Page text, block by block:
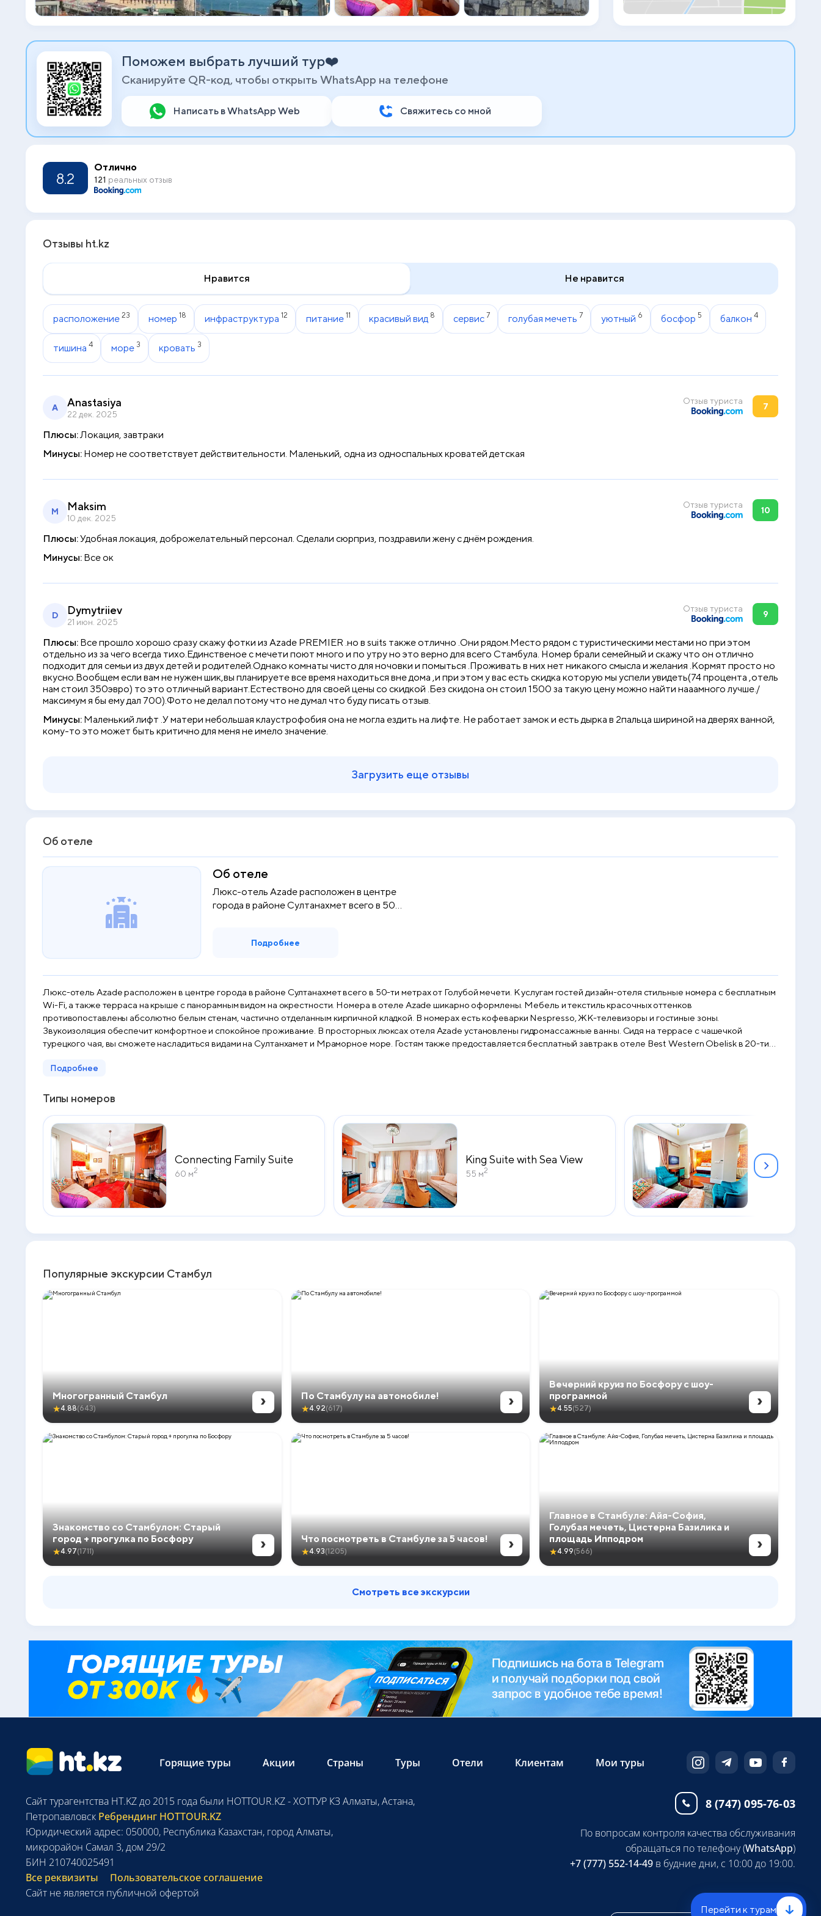
чая, вы сможете насладиться видами на
Султанхамет и Мраморное море. Гостям
также предоставляется бесплатный
Поможем выбрать лучший тур❤️
Сканируйте QR-код, чтобы открыть WhatsApp на телефоне
Написать в WhatsApp Web Свяжитесь со мной
8.2
Отлично
121 реальных отзыв
Отзывы ht.kz
Нравится Не нравится
расположение 23 номер 18 инфраструктура 12 питание 11 красивый вид 8 сервис 7 голубая мечеть 7 уютный 6 босфор 5 балкон 4
тишина 4 море 3 кровать 3
A Anastasiya
22 дек. 2025
Отзыв туриста
7
Плюсы:Локация, завтраки
Минусы: Номер не соответствует действительности. Маленький, одна из односпальных кроватей детская
M Maksim
10 дек. 2025
Отзыв туриста
10
Плюсы:Удобная локация, доброжелательный персонал. Сделали сюрприз, поздравили жену с днём рождения.
Минусы: Все ок
D Dymytriiev
21 июн. 2025
Отзыв туриста
9
Плюсы: Все прошло хорошо сразу скажу фотки из Azade PREMIER .но в suits также отлично .Они рядом.Место рядом с туристическими местами но при этом
отдельно из за чего всегда тихо.Единственое с мечети поют много и по утру но это верно для всего Стамбула. Номер брали семейный и скажу что он отлично
подходит для семьи из двух детей и родителей.Однако комнаты чисто для ночовки и помыться .Проживать в них нет никакого смысла и желания .Кормят просто но
вкусно.Вообщем если вам не нужен шик,вы планируете все время находиться вне дома ,и при этом у вас есть скидка которую мы успели увидеть(74 процента ,отель
нам стоил 350эвро) то это отличный вариант.Естествоно для своей цены со скидкой .Без скидона он стоил 1500 за такую цену можно найти нааамного лучше./
максимум я бы ему дал 700).Фото не делал потому что не думал что буду писать отзыв.
Минусы: Маленький лифт .У матери небольшая клаустрофобия она не могла ездить на лифте. Не работает замок и есть дырка в 2пальца шириной на дверях ванной,
кому-то это может быть критично для меня не имело значение.
Загрузить еще отзывы
Об отеле
Об отеле
Люкс-отель Azade расположен в центре
города в районе Султанахмет всего в 50...
Подробнее
Люкс-отель Azade расположен в центре города в районе Султанахмет всего в 50-ти метрах от Голубой мечети. К услугам гостей дизайн-отеля стильные номера с бесплатным
Wi-Fi, а также терраса на крыше с панорамным видом на окрестности. Номера в отеле Azade шикарно оформлены. Мебель и текстиль красочных оттенков
противопоставлены абсолютно белым стенам, частично отделанным кирпичной кладкой. В номерах есть кофеварки Nespresso, ЖК-телевизоры и гостиные зоны.
Звукоизоляция обеспечит комфортное и спокойное проживание. В просторных люксах отеля Azade установлены гидромассажные ванны. Сидя на террасе с чашечкой
турецкого чая, вы сможете насладиться видами на Султанхамет и Мраморное море. Гостям также предоставляется бесплатный завтрак в отеле Best Western Obelisk в 20-ти
отеля. Оттуда можно легко добраться до многих других достопримечательностей Стамбула.
Подробнее
Типы номеров
Connecting Family Suite
60 м2
King Suite with Sea View
55 м2
Junior Suite
40 м2
Популярные экскурсии Стамбул
Многогранный Стамбул
★4.88(643) › По Стамбулу на автомобиле!
★4.92(617) ›
Вечерний круиз по Босфору с шоу-
программой
★4.55(527) ›
Знакомство со Стамбулом: Старый
город + прогулка по Босфору
★4.97(1711) › Что посмотреть в Стамбуле за 5 часов!
★4.93(1205) ›
Главное в Стамбуле: Айя-София,
Голубая мечеть, Цистерна Базилика и
площадь Ипподром
★4.99(566) ›
Смотреть все экскурсии
Перейти к турам
Горящие туры Акции Страны Туры Отели Клиентам Мои туры
8 (747) 095-76-03
Сайт турагентства HT.KZ до 2015 года были HOTTOUR.KZ - ХОТТУР КЗ Алматы, Астана,
Петропавловск Ребрендинг HOTTOUR.KZ
Юридический адрес: 050000, Республика Казахстан, город Алматы,
микрорайон Самал 3, дом 29/2
БИН 210740025491
Все реквизиты
Пользовательское соглашение
Сайт не является публичной офертой
По вопросам контроля качества обслуживания
обращаться по телефону (WhatsApp)
+7 (777) 552-14-49 в будние дни, с 10:00 до 19:00.